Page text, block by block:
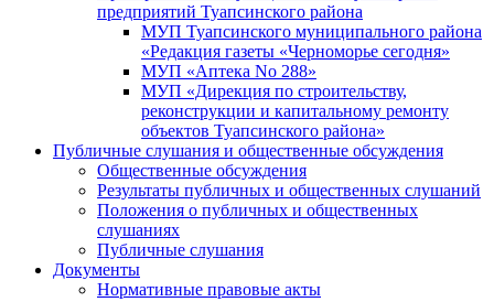
предприятий Туапсинского района
МУП Туапсинского муниципального района
«Редакция газеты «Черноморье сегодня»
МУП «Аптека No 288»
МУП «Дирекция по строительству,
реконструкции и капитальному ремонту
объектов Туапсинского района»
Публичные слушания и общественные обсуждения
Общественные обсуждения
Результаты публичных и общественных слушаний
Положения о публичных и общественных
слушаниях
Публичные слушания
Документы
Нормативные правовые акты